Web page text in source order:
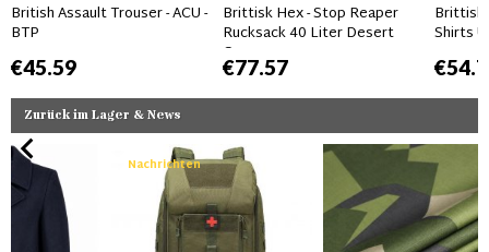
British Assault Trouser - ACU -
BTP
€45.59
Brittisk Hex - Stop Reaper
Rucksack 40 Liter Desert
Camo
€77.57
Brittisk
Shirts
Zurück im Lager & News
Nachrichten